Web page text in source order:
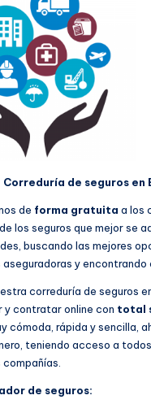
Correduría de seguros en
de forma gratuita a los
los seguros que mejor se
buscando las mejores
y encontrando
correduría de seguros
y contratar online con total
cómoda, rápida y sencilla,
teniendo acceso a
de seguros: